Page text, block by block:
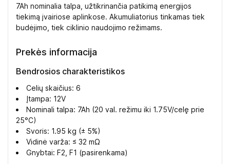
7Ah nominalia talpa, užtikrinančia patikimą energijos
tiekimą įvairiose aplinkose. Akumuliatorius tinkamas tiek
budėjimo, tiek ciklinio naudojimo režimams.
Prekės informacija
Bendrosios charakteristikos
Celių skaičius: 6
Įtampa: 12V
Nominali talpa: 7Ah (20 val. režimu iki 1.75V/celę prie
25°C)
Svoris: 1.95 kg (± 5%)
Vidinė varža: ≤ 32 mΩ
Gnybtai: F2, F1 (pasirenkama)